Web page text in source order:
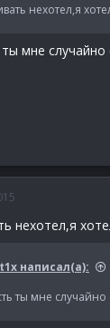
нехотел,я
мне случайно
нехотел,я
написал(а):
ты мне случайно